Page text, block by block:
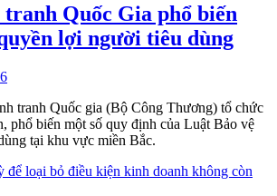
tranh Quốc Gia phổ biến
lợi người tiêu dùng
tranh Quốc gia (Bộ Công Thương) tổ chức
phổ biến một số quy định của Luật Bảo vệ
tại khu vực miền Bắc.